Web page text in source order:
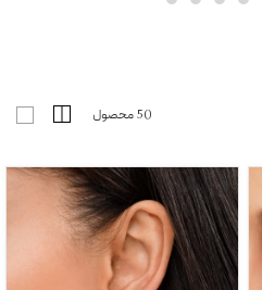
50 محصول